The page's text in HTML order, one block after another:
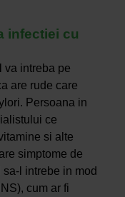
infectiei cu
va intreba pe
are rude care
Persoana in
ce
si alte
simptome de
l intrebe in mod
cum ar fi